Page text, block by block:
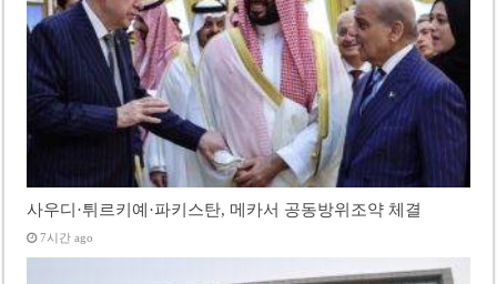
사우디·튀르키예·파키스탄, 메카서 공동방위조약 체결
7시간 ago